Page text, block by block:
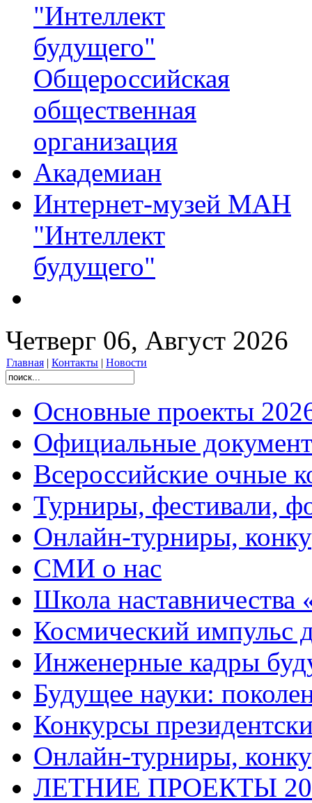
"Интеллект
будущего"
Общероссийская
общественная
организация
Академиан
Интернет-музей МАН
"Интеллект
будущего"
Четверг 06, Август 2026
Главная | Контакты | Новости
Основные проекты
Официальные
Всероссийские очные
Турниры, фестивали,
Онлайн-турниры,
СМИ о нас
Школа
Космический импульс
Инженерные кадры
Будущее науки:
Конкурсы
Онлайн-турниры,
ЛЕТНИЕ ПРОЕКТЫ